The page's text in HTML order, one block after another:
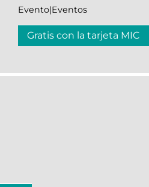
Evento|Eventos
Gratis con la tarjeta MIC